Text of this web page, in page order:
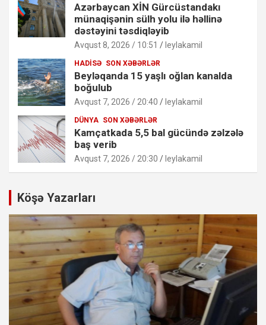
Azərbaycan XİN Gürcüstandakı
münaqişənin sülh yolu ilə həllinə
dəstəyini təsdiqləyib
Avqust 8, 2026 / 10:51 leylakamil
HADISƏ SON XƏBƏRLƏR
Beyləqanda 15 yaşlı oğlan kanalda
boğulub
Avqust 7, 2026 / 20:40 leylakamil
DÜNYA SON XƏBƏRLƏR
Kamçatkada 5,5 bal gücündə zəlzələ
baş verib
Avqust 7, 2026 / 20:30 leylakamil
Köşə Yazarları